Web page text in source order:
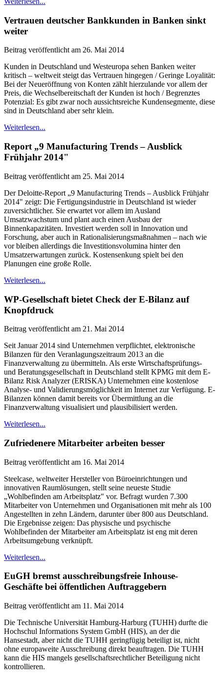
Vertrauen deutscher Bankkunden in Banken sinkt
weiter
Beitrag veröffentlicht am 26. Mai 2014
Kunden in Deutschland und Westeuropa sehen Banken weiter
kritisch – weltweit steigt das Vertrauen hingegen / Geringe Loyalität:
Bei der Neueröffnung von Konten zählt hierzulande vor allem der
Preis, die Wechselbereitschaft der Kunden ist hoch / Begrenztes
Potenzial: Es gibt zwar noch aussichtsreiche Kundensegmente, diese
sind in Deutschland aber sehr klein.
Weiterlesen...
Report „9 Manufacturing Trends – Ausblick
Frühjahr 2014"
Beitrag veröffentlicht am 25. Mai 2014
Der Deloitte-Report „9 Manufacturing Trends – Ausblick Frühjahr
2014" zeigt: Die Fertigungsindustrie in Deutschland ist wieder
zuversichtlicher. Sie erwartet vor allem im Ausland
Umsatzwachstum und plant auch einen Ausbau der
Binnenkapazitäten. Investiert werden soll in Innovation und
Forschung, aber auch in Rationalisierungsmaßnahmen – nach wie
vor bleiben allerdings die Investitionsvolumina hinter den
Umsatzerwartungen zurück. Kostensenkung spielt bei den
Planungen eine große Rolle.
Weiterlesen...
WP-Gesellschaft bietet Check der E-Bilanz auf
Knopfdruck
Beitrag veröffentlicht am 21. Mai 2014
Seit Januar 2014 sind Unternehmen verpflichtet, elektronische
Bilanzen für den Veranlagungszeitraum 2013 an die
Finanzverwaltung zu übermitteln. Als erste Wirtschaftsprüfungs-
und Beratungsgesellschaft in Deutschland stellt KPMG mit dem E-
Bilanz Risk Analyzer (ERISKA) Unternehmen eine kostenlose
Analyse- und Validierungsmöglichkeit im Internet zur Verfügung. E-
Bilanzen können damit bereits vor Übermittlung an die
Finanzverwaltung visualisiert und plausibilisiert werden.
Weiterlesen...
Zufriedenere Mitarbeiter arbeiten besser
Beitrag veröffentlicht am 16. Mai 2014
Steelcase, weltweiter Hersteller von Büroeinrichtungen und
innovativen Raumlösungen, stellt seine neueste Studie
„Wohlbefinden am Arbeitsplatz" vor. Befragt wurden 7.300
Mitarbeiter von Unternehmen und Organisationen mit mehr als 100
Angestellten in zehn Ländern, darunter über 800 aus Deutschland.
Die Ergebnisse zeigen: Das physische und psychische
Wohlbefinden der Mitarbeiter am Arbeitsplatz ist eng mit deren
Arbeitsumgebung verknüpft.
Weiterlesen...
EuGH bremst ausschreibungsfreie Inhouse-
Geschäfte bei öffentlichen Auftraggebern
Beitrag veröffentlicht am 11. Mai 2014
Die Technische Universität Hamburg-Harburg (TUHH) durfte die
Hochschul Informations System GmbH (HIS), an der die
Hansestadt, aber nicht die TUHH geringfügig beteiligt ist, nicht
ohne europaweite Ausschreibung direkt beauftragen. Die TUHH
kann die HIS mangels gesellschaftsrechtlicher Beteiligung nicht
kontrollieren.